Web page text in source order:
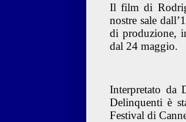
Il film di
nostre sale
di produzione,
dal 24 maggio.
Interpretato da
Delinquenti è
Festival di